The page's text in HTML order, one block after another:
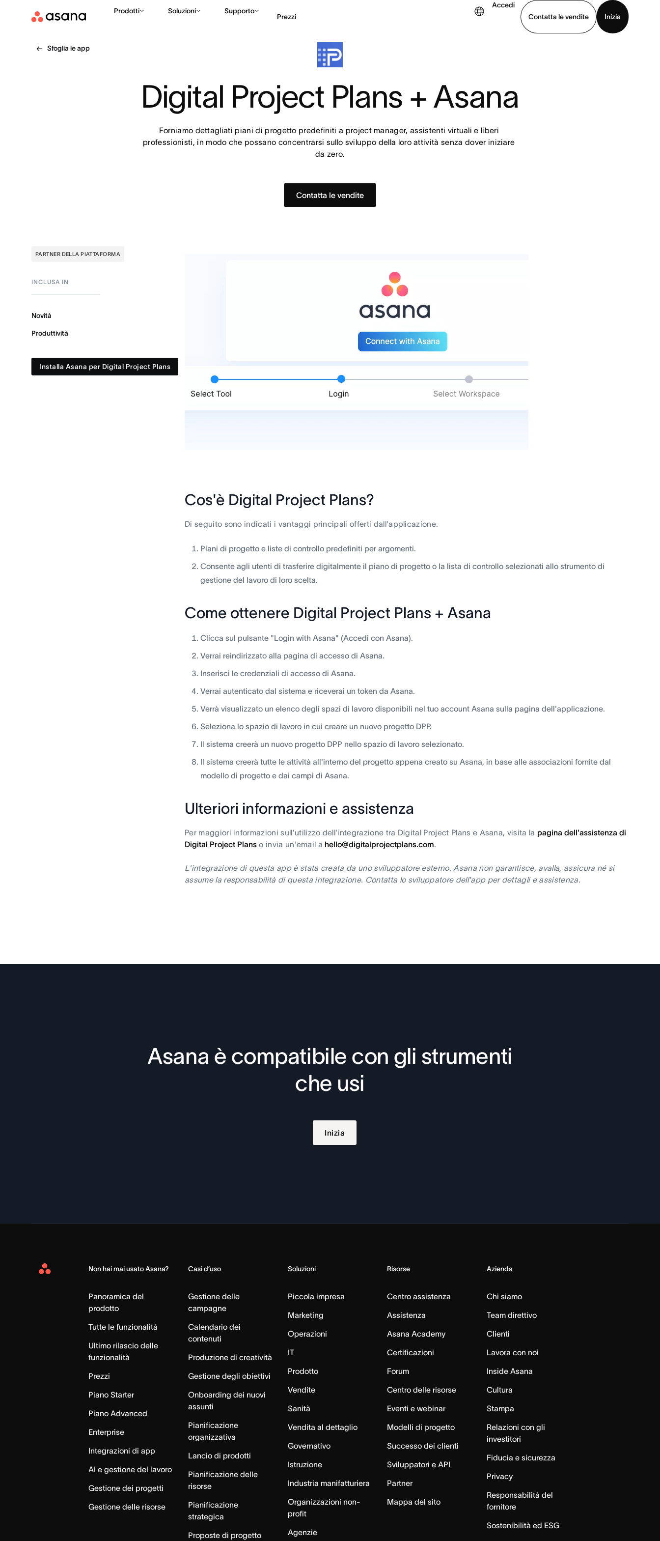
Prodotti Soluzioni Supporto
Prezzi
Accedi
Contatta le vendite
Inizia
Sfoglia le app
Digital Project Plans + Asana
Forniamo dettagliati piani di progetto predefiniti a project manager, assistenti virtuali e liberi
professionisti, in modo che possano concentrarsi sullo sviluppo della loro attività senza dover iniziare
da zero.
Contatta le vendite
PARTNER DELLA PIATTAFORMA
INCLUSA IN
Novità
Produttività
Installa Asana per Digital Project Plans
Cos'è Digital Project Plans?
Di seguito sono indicati i vantaggi principali offerti dall'applicazione.
Piani di progetto e liste di controllo predefiniti per argomenti.
Consente agli utenti di trasferire digitalmente il piano di progetto o la lista di controllo selezionati allo strumento di
gestione del lavoro di loro scelta.
Come ottenere Digital Project Plans + Asana
Clicca sul pulsante "Login with Asana" (Accedi con Asana).
Verrai reindirizzato alla pagina di accesso di Asana.
Inserisci le credenziali di accesso di Asana.
Verrai autenticato dal sistema e riceverai un token da Asana.
Verrà visualizzato un elenco degli spazi di lavoro disponibili nel tuo account Asana sulla pagina dell'applicazione.
Seleziona lo spazio di lavoro in cui creare un nuovo progetto DPP.
Il sistema creerà un nuovo progetto DPP nello spazio di lavoro selezionato.
Il sistema creerà tutte le attività all'interno del progetto appena creato su Asana, in base alle associazioni fornite dal
modello di progetto e dai campi di Asana.
Ulteriori informazioni e assistenza
Per maggiori informazioni sull'utilizzo dell'integrazione tra Digital Project Plans e Asana, visita la pagina dell'assistenza di
Digital Project Plans o invia un'email a hello@digitalprojectplans.com.
L'integrazione di questa app è stata creata da uno sviluppatore esterno. Asana non garantisce, avalla, assicura né si
assume la responsabilità di questa integrazione. Contatta lo sviluppatore dell'app per dettagli e assistenza.
Asana è compatibile con gli strumenti
che usi
Inizia
Asana
Non hai mai usato Asana?
Panoramica del
prodotto
Tutte le funzionalità
Ultimo rilascio delle
funzionalità
Prezzi
Piano Starter
Piano Advanced
Enterprise
Integrazioni di app
AI e gestione del lavoro
Gestione dei progetti
Gestione delle risorse
Casi d’uso
Gestione delle
campagne
Calendario dei
contenuti
Produzione di creatività
Gestione degli obiettivi
Onboarding dei nuovi
assunti
Pianificazione
organizzativa
Lancio di prodotti
Pianificazione delle
risorse
Pianificazione
strategica
Proposte di progetto
Soluzioni
Piccola impresa
Marketing
Operazioni
IT
Prodotto
Vendite
Sanità
Vendita al dettaglio
Governativo
Istruzione
Industria manifatturiera
Organizzazioni non-
profit
Agenzie
Risorse
Centro assistenza
Assistenza
Asana Academy
Certificazioni
Forum
Centro delle risorse
Eventi e webinar
Modelli di progetto
Successo dei clienti
Sviluppatori e API
Partner
Mappa del sito
Azienda
Chi siamo
Team direttivo
Clienti
Lavora con noi
Inside Asana
Cultura
Stampa
Relazioni con gli
investitori
Fiducia e sicurezza
Privacy
Responsabilità del
fornitore
Sostenibilità ed ESG